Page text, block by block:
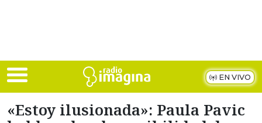
EN VIVO
«Estoy ilusionada»: Paula Pavic